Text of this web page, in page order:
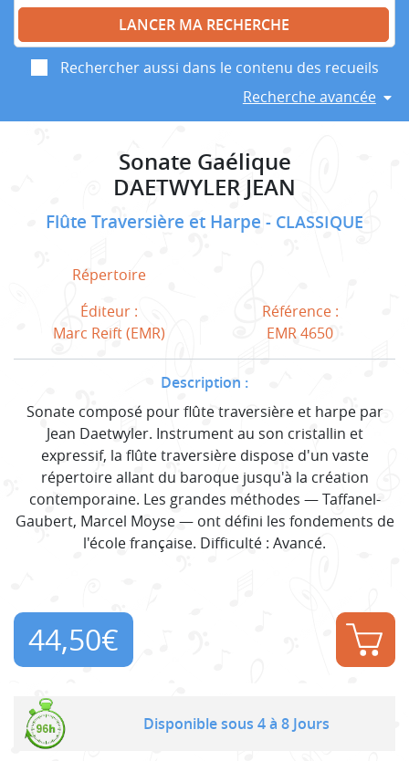
Rechercher aussi dans le contenu des recueils
Recherche avancée
Sonate Gaélique
DAETWYLER JEAN
Flûte Traversière et Harpe CLASSIQUE
Répertoire
Éditeur :
Marc Reift (EMR)
Référence :
EMR 4650
Description :
Sonate composé pour flûte traversière et harpe par
Jean Daetwyler. Instrument au son cristallin et
expressif, la flûte traversière dispose d'un vaste
répertoire allant du baroque jusqu'à la création
contemporaine. Les grandes méthodes — Taffanel-
Gaubert, Marcel Moyse — ont défini les fondements de
l'école française. Difficulté : Avancé.
44,50€
Disponible sous 4 à 8 Jours